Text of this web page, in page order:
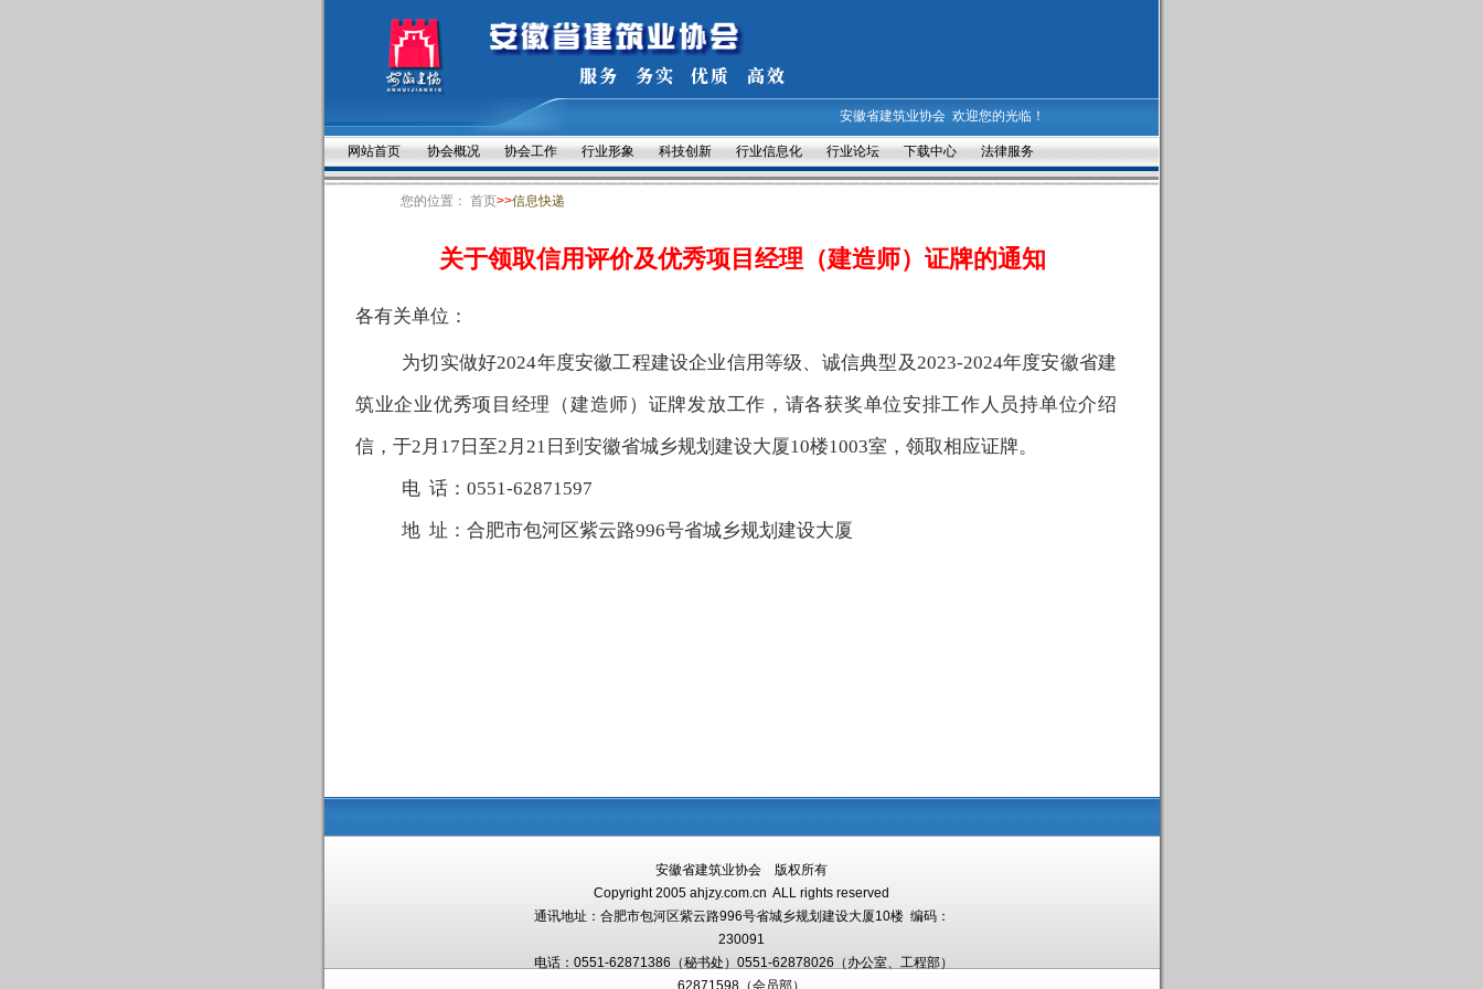
安徽省建筑业协会 欢迎您的光临！
网站首页 协会概况 协会工作 行业形象 科技创新 行业信息化 行业论坛 下载中心 法律服务
您的位置： 首页>>信息快递
关于领取信用评价及优秀项目经理（建造师）证牌的通知
各有关单位 ：
为切实做好2024年度安徽工程建设企业信用等级、诚信典型及2023-2024年度安徽省建
筑业企业优秀项目经理
（建造师 ） 证牌发放工作 ，请各获奖单位安排工作人员持单位介绍
信 ，于2 月17 日至2 月 21 日到安徽省城乡规划建设大厦10楼1003室，领取相应证牌。
电 话：0551-62871597
地 址：合肥市包河区紫云路996号省城乡规划建设大厦
安徽省建筑业协会 版权所有
Copyright 2005 ahjzy.com.cn ALL rights reserved
通讯地址： 合肥市包河区紫云路996号省城乡规划建设大厦10楼编码：
230091
电话：0551-62871386（秘书处）0551-62878026（办公室、工程部）
62871598（会员部）